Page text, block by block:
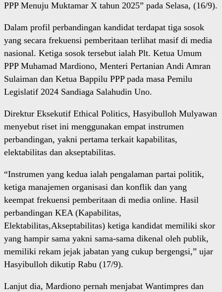
PPP Menuju Muktamar X tahun 2025” pada Selasa, (16/9).
Dalam profil perbandingan kandidat terdapat tiga sosok
yang secara frekuensi pemberitaan terlihat masif di media
nasional. Ketiga sosok tersebut ialah Plt. Ketua Umum
PPP Muhamad Mardiono, Menteri Pertanian Andi Amran
Sulaiman dan Ketua Bappilu PPP pada masa Pemilu
Legislatif 2024 Sandiaga Salahudin Uno.
Direktur Eksekutif Ethical Politics, Hasyibulloh Mulyawan
menyebut riset ini menggunakan empat instrumen
perbandingan, yakni pertama terkait kapabilitas,
elektabilitas dan akseptabilitas.
“Instrumen yang kedua ialah pengalaman partai politik,
ketiga manajemen organisasi dan konflik dan yang
keempat frekuensi pemberitaan di media online. Hasil
perbandingan KEA (Kapabilitas,
Elektabilitas,Akseptabilitas) ketiga kandidat memiliki skor
yang hampir sama yakni sama-sama dikenal oleh publik,
memiliki rekam jejak jabatan yang cukup bergengsi,” ujar
Hasyibulloh dikutip Rabu (17/9).
Lanjut dia, Mardiono pernah menjabat Wantimpres dan